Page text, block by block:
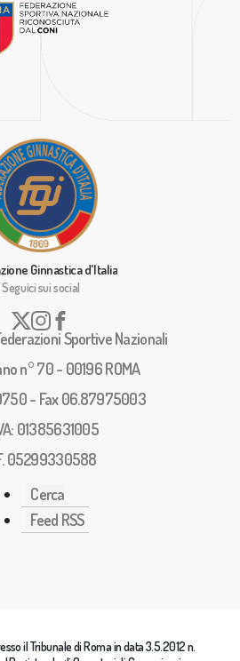
Ginnastica d'Italia
Seguici sui social
Sportive Nazionali
n° 70 - 00196 ROMA
- Fax 06.87975003
01385631005
05299330588
Cerca
Feed RSS
il Tribunale di Roma in data 3.5.2012 n.